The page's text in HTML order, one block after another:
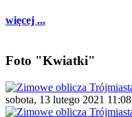
więcej ...
Foto "Kwiatki"
sobota, 13 lutego 2021 11:08